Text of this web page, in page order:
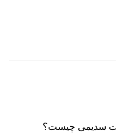
سدیمی چیست؟